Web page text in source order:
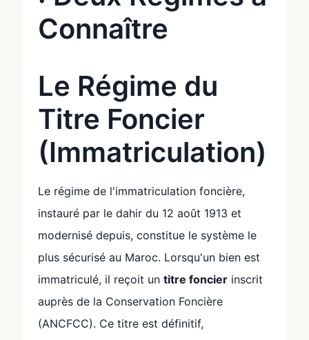
Connaître
Le Régime du
Titre Foncier
(Immatriculation)
Le régime de l'immatriculation foncière,
instauré par le dahir du 12 août 1913 et
modernisé depuis, constitue le système le
plus sécurisé au Maroc. Lorsqu'un bien est
immatriculé, il reçoit un titre foncier inscrit
auprès de la Conservation Foncière
(ANCFCC). Ce titre est définitif,